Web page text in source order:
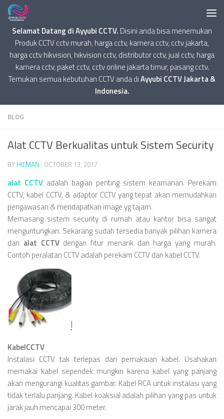
Selamat Datang di Ayyubi CCTV. Disini anda bisa menemukan
Produk CCTV cctv murah, harga cctv, kamera cctv, cctv jakarta,
harga cctv hikvision, hikvision cctv, distributor cctv, jual cctv, harga
kamera cctv, paket cctv, cctv online jakarta timur, pasang cctv.
Temukan semua kebutuhan CCTV anda diAyyubi CCTV Jakarta &
Indonesia.
BLOG
Alat CCTV Berkualitas untuk Sistem Security
BY HILMAN · OCTOBER 13, 2017
alat CCTV adalah bagian penting sistem keamanan. Perekam
CCTV, kabel CCTV, & adaptor CCTV yang tepat akan memudahkan
pengawasan & mendapatkan image yg tajam.
Memasang sistem security di rumah atau kantor bisa sangat
menguntungkan. Sekarang sudah tersedia banyak pilihan kamera
dan alat CCTVdengan fitur menarik dan harga yang murah.
Contoh peralatan CCTV adalah perekam CCTV dan kabel CCTV.
KabelCCTV
Instalasi CCTV tak terlepas dari pemakaian kabel. Usahakan
memakai kabel sependek mungkin karena kabel yang panjang
akan mengurangi kualitas gambar. Kabel RCA untuk instalasi yang
tidak terlalu panjang. Kabel koaksial adalah pilihan yang pas untuk
jarak jauh mencapai 300 meter.